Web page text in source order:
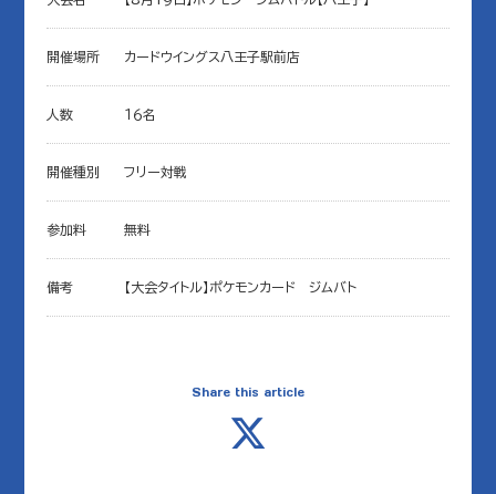
開催場所 カードウイングス八王子駅前店
人数 １６名
開催種別 フリー対戦
参加料 無料
備考 【大会タイトル】ポケモンカード ジムバト
Share this article